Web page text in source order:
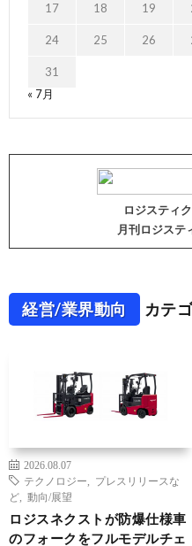
17 18 19
24 25 26
31
« 7月
ロジスティ
月刊ロジステ
経営/業界動向 カテ
2026.08.07
テクノロジー
プレスリリースな
ど
動向/展望
ロジスネクストが防爆仕様車
のフォークをフルモデルチェ